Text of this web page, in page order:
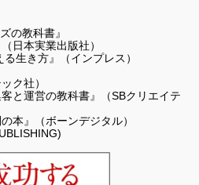
の教科書』
日本実業出版社）
生き方』（インプレス）
ク社）
と運営の教科書』（SBクリエイテ
本』（ボーンデジタル）